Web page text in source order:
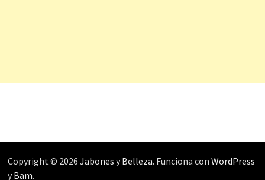
Copyright © 2026 Jabones y Belleza. Funciona con WordPress
yBam.